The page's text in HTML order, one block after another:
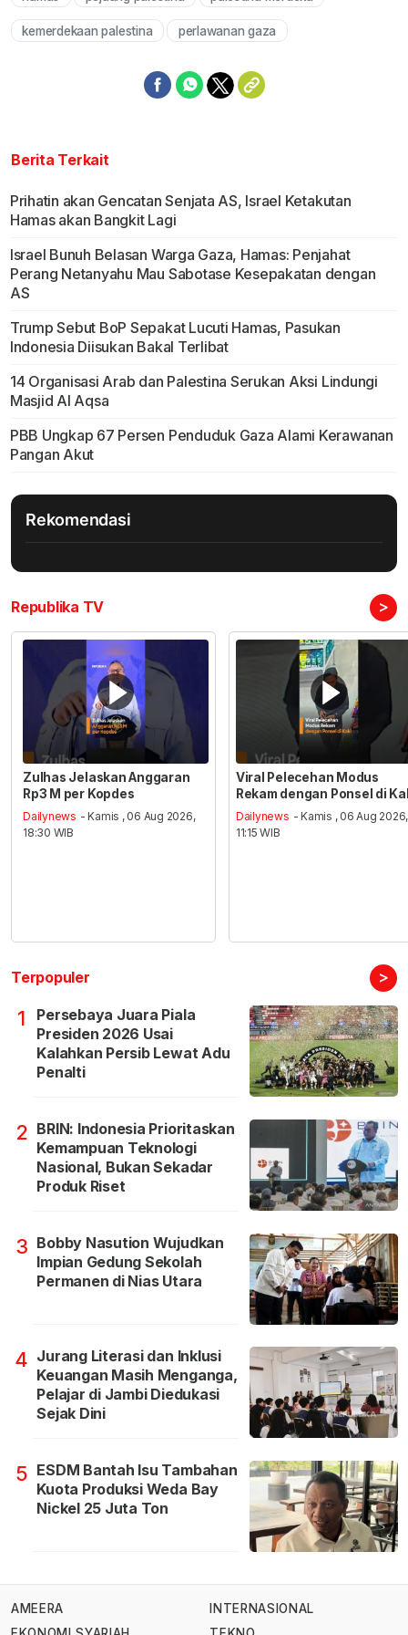
kemerdekaan palestina perlawanan gaza
Berita Terkait
Prihatin akan Gencatan Senjata AS, Israel Ketakutan
Hamas akan Bangkit Lagi
Israel Bunuh Belasan Warga Gaza, Hamas: Penjahat
Perang Netanyahu Mau Sabotase Kesepakatan dengan
AS
Trump Sebut BoP Sepakat Lucuti Hamas, Pasukan
Indonesia Diisukan Bakal Terlibat
14 Organisasi Arab dan Palestina Serukan Aksi Lindungi
Masjid Al Aqsa
PBB Ungkap 67 Persen Penduduk Gaza Alami Kerawanan
Pangan Akut
Rekomendasi
Republika TV >
Zulhas Jelaskan Anggaran
Rp3 M per Kopdes
Dailynews - Kamis , 06 Aug 2026,
18:30 WIB
Viral Pelecehan Modus
Rekam dengan Ponsel di
Dailynews - Kamis , 06 Aug 2026,
11:15 WIB
Terpopuler >
1
Persebaya Juara Piala
Presiden 2026 Usai
Kalahkan Persib Lewat Adu
Penalti
2 BRIN: Indonesia Prioritaskan
Kemampuan Teknologi
Nasional, Bukan Sekadar
Produk Riset
3 Bobby Nasution Wujudkan
Impian Gedung Sekolah
Permanen di Nias Utara
4 Jurang Literasi dan Inklusi
Keuangan Masih Menganga,
Pelajar di Jambi Diedukasi
Sejak Dini
5 ESDM Bantah Isu Tambahan
Kuota Produksi Weda Bay
Nickel 25 Juta Ton
AMEERA
INTERNASIONAL